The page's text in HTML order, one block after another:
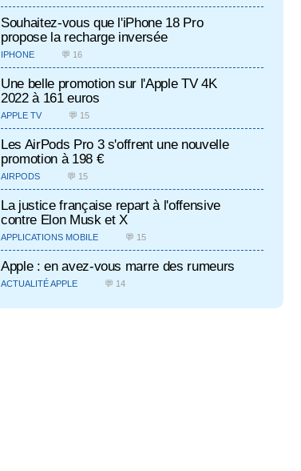
Souhaitez-vous que l'iPhone 18 Pro
propose la recharge inversée
IPHONE 💬 16
Une belle promotion sur l'Apple TV 4K
2022 à 161 euros
APPLE TV 💬 15
Les AirPods Pro 3 s'offrent une nouvelle
promotion à 198 €
AIRPODS 💬 15
La justice française repart à l'offensive
contre Elon Musk et X
APPLICATIONS MOBILE 💬 15
Apple : en avez-vous marre des rumeurs
ACTUALITÉ APPLE 💬 14